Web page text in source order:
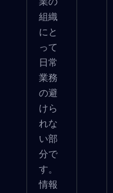
組織
にと
って
日常
業務
の避
けら
れな
い部
分で
す。
情報